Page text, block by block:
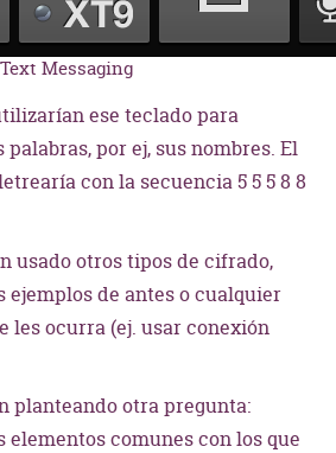
Messaging
ese teclado para
por ej, sus nombres. El
con la secuencia 5 5 5 8 8
usado otros tipos de cifrado,
ejemplos de antes o cualquier
les ocurra (ej. usar conexión
planteando otra pregunta:
elementos comunes con los que